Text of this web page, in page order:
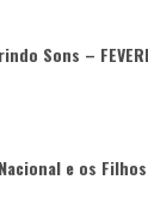
Sons –
e os